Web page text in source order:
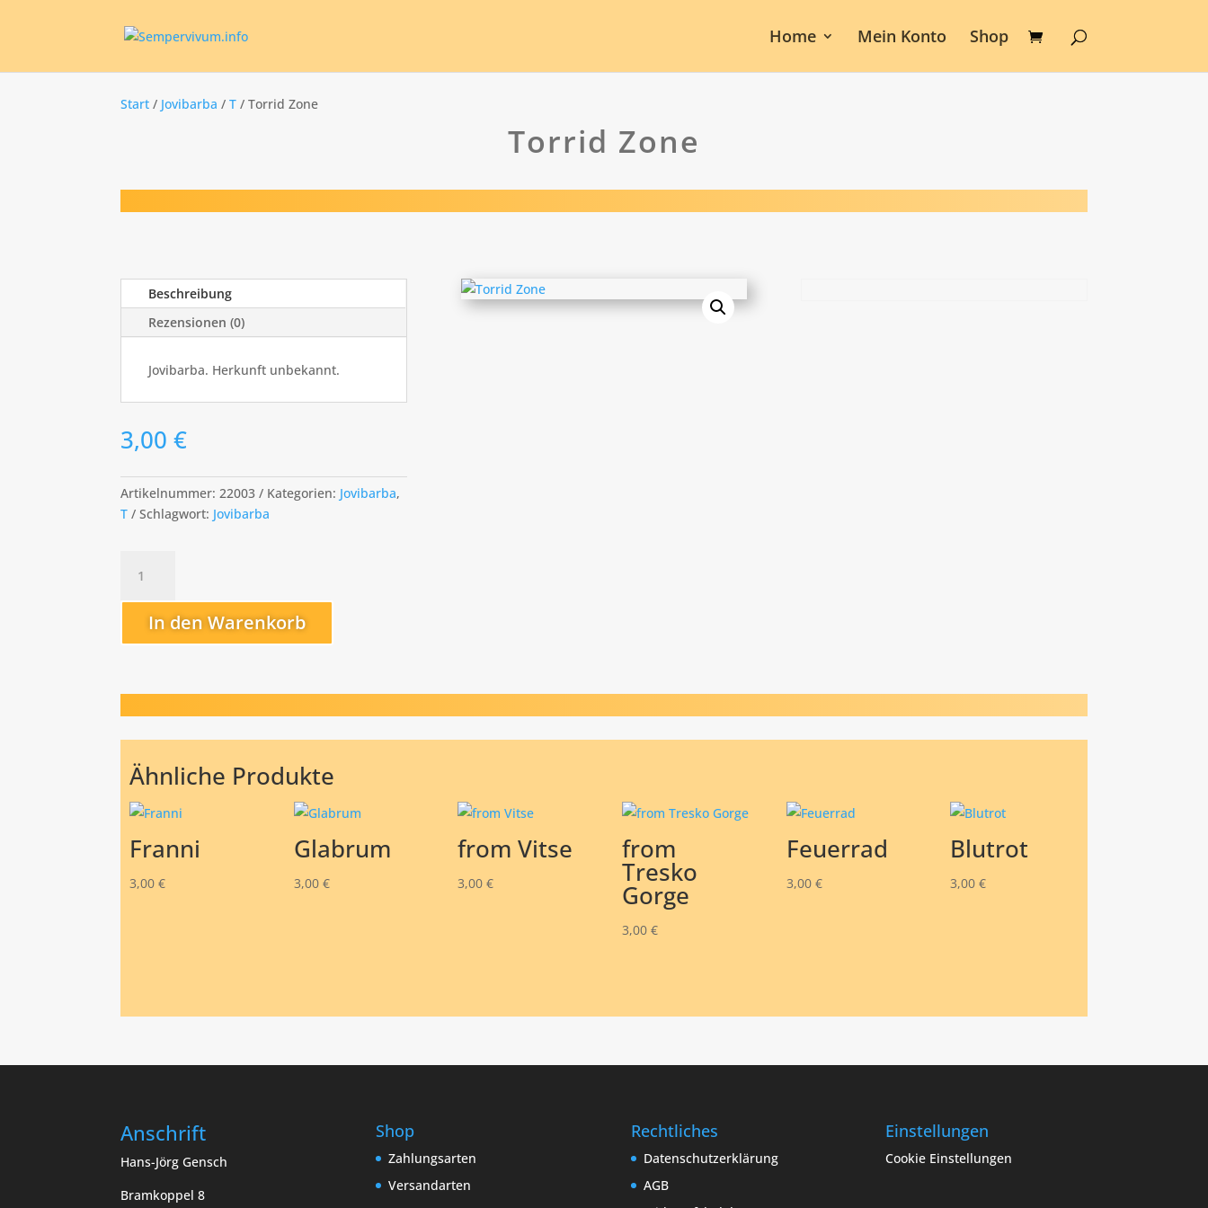
Home Mein Konto Shop
Start / Jovibarba /T / Torrid Zone
Torrid Zone
Beschreibung
Rezensionen (0)
Jovibarba. Herkunft unbekannt.
3,00€
Artikelnummer:22003 Kategorien: Jovibarba,
T
Schlagwort: Jovibarba
Zone
Menge
In den Warenkorb
Ähnliche Produkte
Franni
3,00€
Glabrum
3,00 €
from Vitse
3,00€
from
Tresko
Gorge
3,00 €
Feuerrad
3,00 €
Blutrot
3,00€
Anschrift
Hans-Jörg Gensch
Bramkoppel 8
Shop
Zahlungsarten
Versandarten
Rechtliches
Datenschutzerklärung
AGB
Einstellungen
Cookie Einstellungen